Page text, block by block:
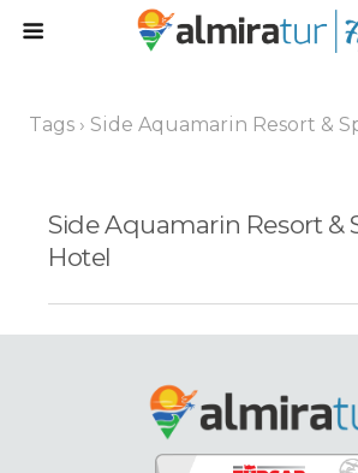
Tags › Side Aquamarin Resort &
Side Aquamarin Resort &
Hotel